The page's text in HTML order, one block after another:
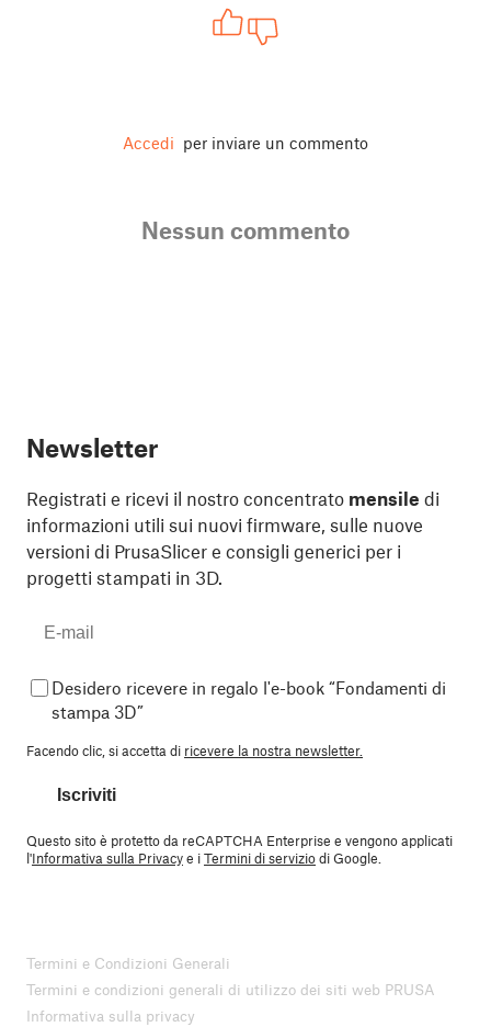
Accedi per inviare un commento
Nessun commento
Newsletter
Registrati e ricevi il nostro concentrato mensile di
informazioni utili sui nuovi firmware, sulle nuove
versioni di PrusaSlicer e consigli generici per i
progetti stampati in 3D.
Desidero ricevere in regalo l'e-book “Fondamenti di
stampa 3D”
Facendo clic, si accetta di ricevere la nostra newsletter.
Iscriviti
Questo sito è protetto da reCAPTCHA Enterprise e vengono applicati
l'Informativa sulla Privacye iTermini di serviziodi Google.
Termini e Condizioni Generali
Termini e condizioni generali di utilizzo dei siti web PRUSA
Informativa sulla privacy